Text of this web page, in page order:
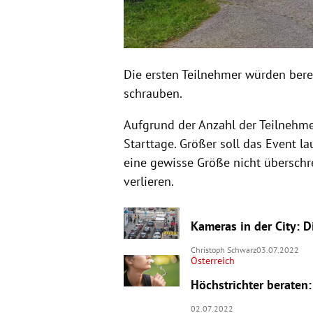
Die ersten Teilnehmer würden
schrauben.
Aufgrund der Anzahl der
Starttage. Größer soll das Event
eine gewisse Größe nicht
verlieren.
Kameras in der City:
Christoph Schwarz03.07.2022
Österreich
Höchstrichter
02.07.2022